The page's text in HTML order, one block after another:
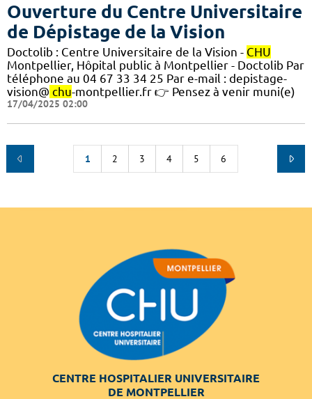
Ouverture du Centre Universitaire
de Dépistage de la Vision
Doctolib : Centre Universitaire de la Vision - CHU
Montpellier, Hôpital public à Montpellier - Doctolib Par
téléphone au 04 67 33 34 25 Par e-mail : depistage-
vision@ chu-montpellier.fr 👉 Pensez à venir muni(e)
17/04/2025 02:00
1 2 3 4 5 6
CENTRE HOSPITALIER UNIVERSITAIRE
DE MONTPELLIER